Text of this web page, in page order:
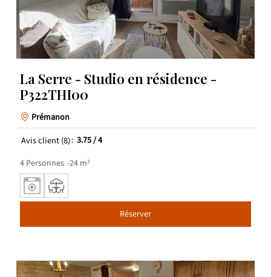
La Serre - Studio en résidence -
P322THI00
Prémanon
Avis client(8) 3.75/ 4
4 Personnes 24 m²
Réserver